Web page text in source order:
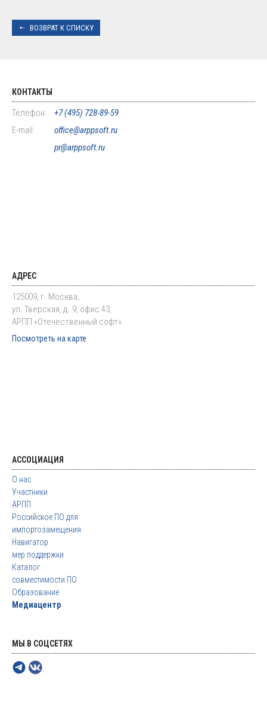
ВОЗВРАТ К СПИСКУ
КОНТАКТЫ
Телефон:
+7 (495) 728-89-59
E-mail:
office@arppsoft.ru
pr@arppsoft.ru
АДРЕС
125009, г. Москва,
ул. Тверская, д. 9, офис 43,
АРПП «Отечественный софт»
Посмотреть на карте
АССОЦИАЦИЯ
О нас
Участники
АРПП
Российское ПО для
импортозамещения
Навигатор
мер поддержки
Каталог
совместимости ПО
Образование
Медиацентр
МЫ В СОЦСЕТЯХ